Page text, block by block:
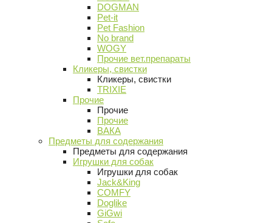
DOGMAN
Pet-it
Pet Fashion
No brand
WOGY
Прочие вет.препараты
Кликеры, свистки
Кликеры, свистки
TRIXIE
Прочие
Прочие
Прочие
ВАКА
Предметы для содержания
Предметы для содержания
Игрушки для собак
Игрушки для собак
Jack&King
COMFY
Doglike
GiGwi